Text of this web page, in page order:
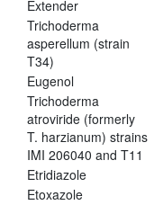
Extender
Trichoderma
asperellum (strain
T34)
Eugenol
Trichoderma
atroviride (formerly
T. harzianum) strains
IMI 206040 and T11
Etridiazole
Etoxazole